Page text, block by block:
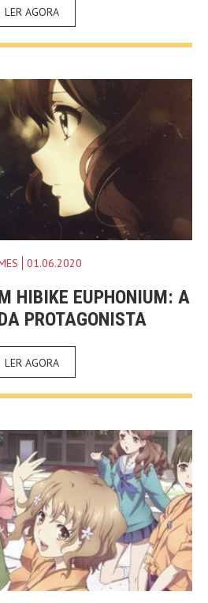
LER AGORA
01.06.2020
HIBIKE EUPHONIUM: A
PROTAGONISTA
LER AGORA